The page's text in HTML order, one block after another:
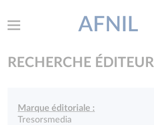
AFNIL
RECHERCHE ÉDITEUR
Marque éditoriale :
Tresorsmedia